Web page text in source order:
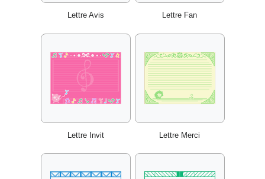
Lettre Avis Lettre Fan
Lettre Invit Lettre Merci